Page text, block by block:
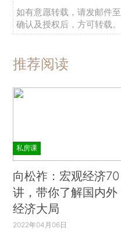
如有意愿转载，请发邮件至
确认及授权后，方可转载。
推荐阅读
私房课
向松祚：宏观经济70
讲，带你了解国内外
经济大局
2022年04月06日